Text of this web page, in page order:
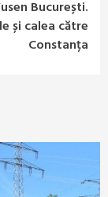
București.
și calea către
Constanța